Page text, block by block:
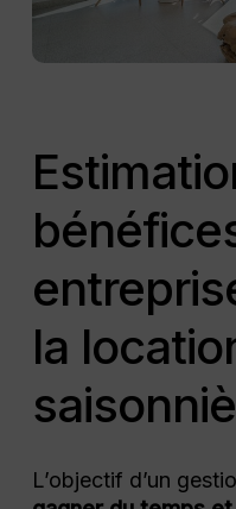
la
L’objectif d’un